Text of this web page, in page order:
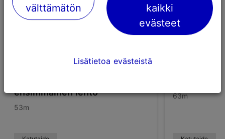
ensimmäinen lento"
53m
63m
välttämätön
kaikki
evästeet
Lisätietoa evästeistä